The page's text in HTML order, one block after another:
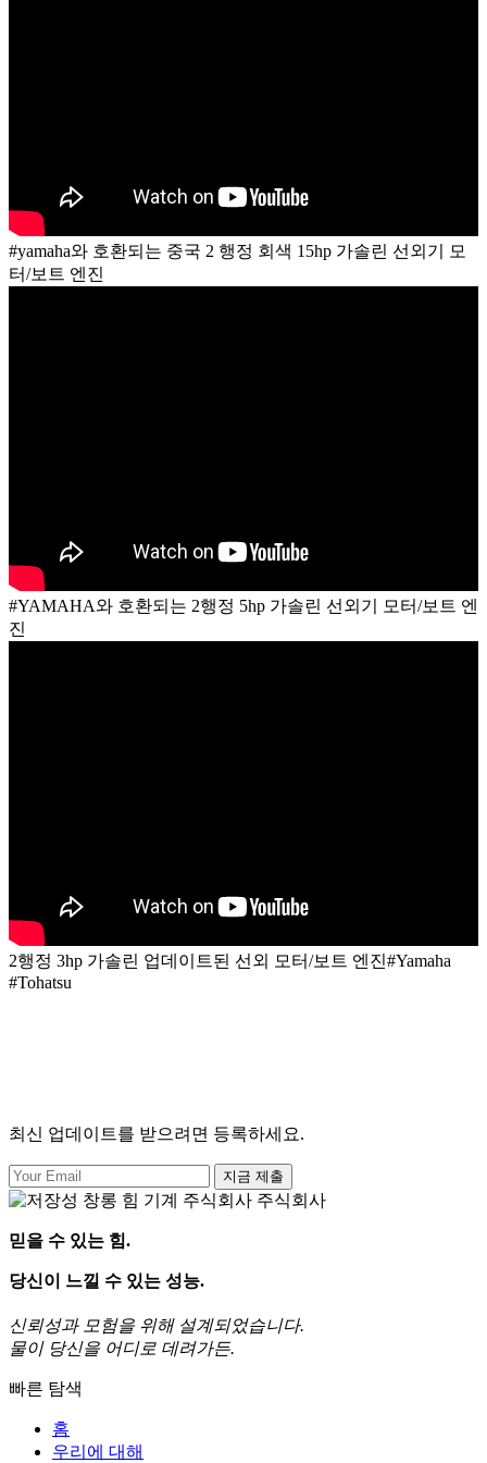
#yamaha와 호환되는 중국 2 행정 회색 15hp 가솔린 선외기 모
터/보트 엔진
#YAMAHA와 호환되는 2행정 5hp 가솔린 선외기 모터/보트 엔
진
2행정 3hp 가솔린 업데이트된 선외 모터/보트 엔진#Yamaha
#Tohatsu
최신 업데이트를 받으려면 등록하세요.
지금 제출
믿을 수 있는 힘.
당신이 느낄 수 있는 성능.
신뢰성과 모험을 위해 설계되었습니다.
물이 당신을 어디로 데려가든.
빠른 탐색
홈
우리에 대해